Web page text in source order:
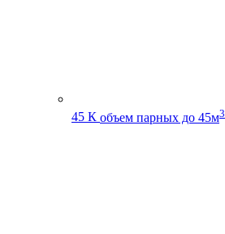
45 К объем парных до 45м3